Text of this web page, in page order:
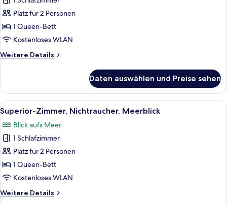
Nichtraucher,
Gartenblick
anzeigen
Platz für 2 Personen
1 Queen-Bett
Kostenloses WLAN
Weitere Details
Weitere
Nichtraucher,
Gartenblick
Daten auswählen und Preise sehen
Alle
Fotos
für
Superior-
Zimmer,
Nichtraucher,
Meerblick
Ein Schlafzimmer mit einem Bett,
5
Superior-Zimmer, Nichtraucher, Meerblick
Blick aufs Meer
1 Schlafzimmer
Platz für 2 Personen
1 Queen-Bett
Kostenloses WLAN
Weitere Details
Weitere